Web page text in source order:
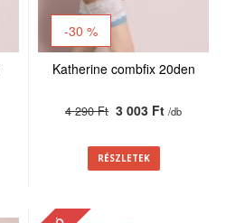
-30 %
Katherine combfix 20den
4 290 Ft3 003 Ft/db
RÉSZLETEK